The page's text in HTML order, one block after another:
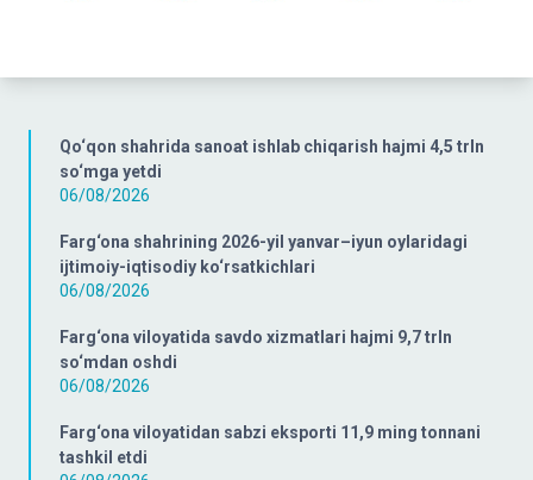
Qo‘qon shahrida sanoat ishlab chiqarish hajmi 4,5 trln
so‘mga yetdi
06/08/2026
Farg‘ona shahrining 2026-yil yanvar–iyun oylaridagi
ijtimoiy-iqtisodiy ko‘rsatkichlari
06/08/2026
Farg‘ona viloyatida savdo xizmatlari hajmi 9,7 trln
so‘mdan oshdi
06/08/2026
Farg‘ona viloyatidan sabzi eksporti 11,9 ming tonnani
tashkil etdi